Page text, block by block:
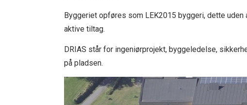
Byggeriet opføres som LEK2015 byggeri, dette uden
aktive tiltag.
DRIAS står for ingeniørprojekt, byggeledelse,
på pladsen.